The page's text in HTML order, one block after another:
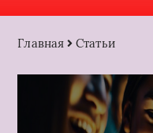
Главная Статьи